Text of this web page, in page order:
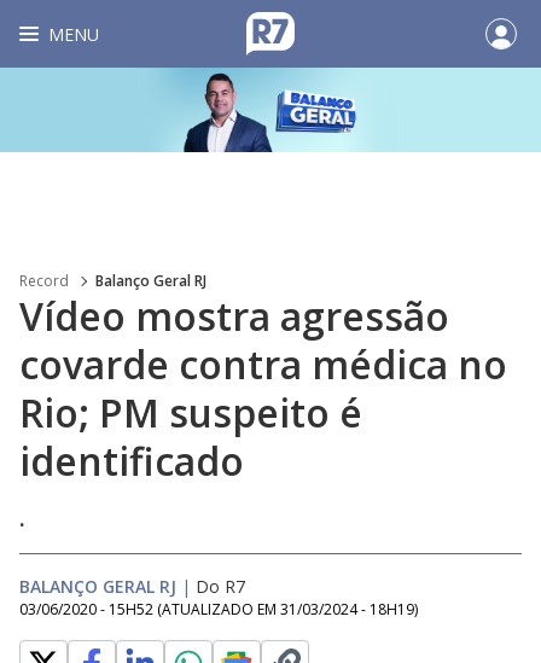
MENU
Record Balanço Geral RJ
Vídeo mostra agressão
covarde contra médica no
Rio; PM suspeito é
identificado
.
BALANÇO GERAL RJ | Do R7
03/06/2020 - 15H52 (ATUALIZADO EM 31/03/2024 - 18H19)